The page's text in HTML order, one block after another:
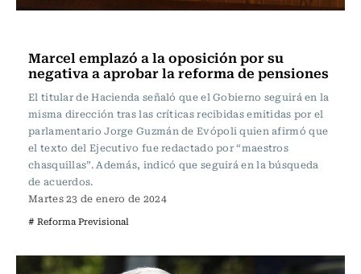
Marcel emplazó a la oposición por su
negativa a aprobar la reforma de pensiones
El titular de Hacienda señaló que el Gobierno seguirá en la
misma dirección tras las críticas recibidas emitidas por el
parlamentario Jorge Guzmán de Evópoli quien afirmó que
el texto del Ejecutivo fue redactado por “maestros
chasquillas”. Además, indicó que seguirá en la búsqueda
de acuerdos.
Martes 23 de enero de 2024
# Reforma Previsional